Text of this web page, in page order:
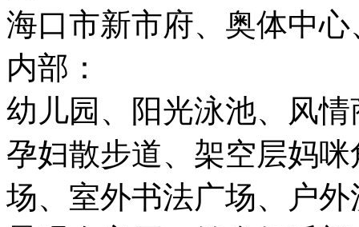
海口市新市府、奥体中
内部：
幼儿园、阳光泳池、风
孕妇散步道、架空层妈
场、室外书法广场、户